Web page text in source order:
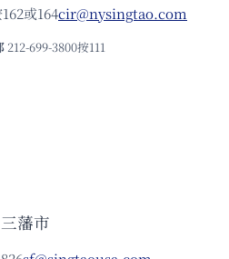
或164cir@nysingtao.com
212-699-3800按111
三藩市